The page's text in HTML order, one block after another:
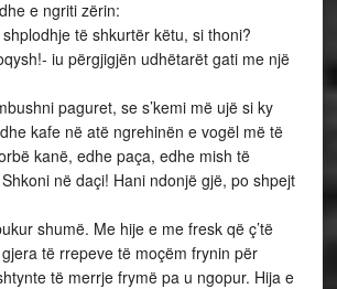
e ngriti zërin:
të shkurtër këtu, si thoni?
iu përgjigjën udhëtarët gati me një
paguret, se s’kemi më ujë si ky
kafe në atë ngrehinën e vogël më të
kanë, edhe paça, edhe mish të
në daçi! Hani ndonjë gjë, po shpejt
shumë. Me hije e me fresk që ç’të
të rrepeve të moçëm frynin për
të merrje frymë pa u ngopur. Hija e